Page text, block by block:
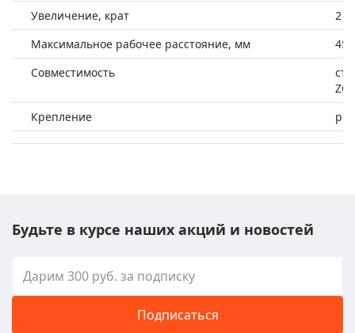
Увеличение, крат
2
Максимальное рабочее расстояние, мм
45
Совместимость
Крепление
Будьте в курсе наших акций и новостей
Подписаться